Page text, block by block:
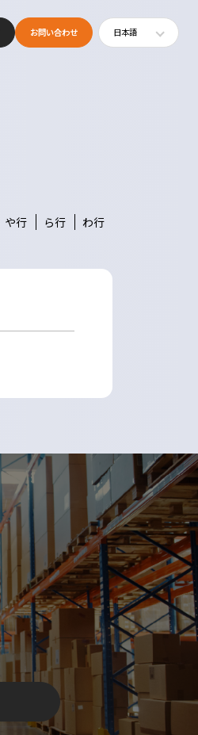
日本語
お問い合わせ
や行 ら行 わ行